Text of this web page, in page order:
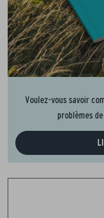
Voulez-vous savoir
problèmes